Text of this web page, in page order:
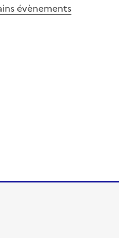
évènements